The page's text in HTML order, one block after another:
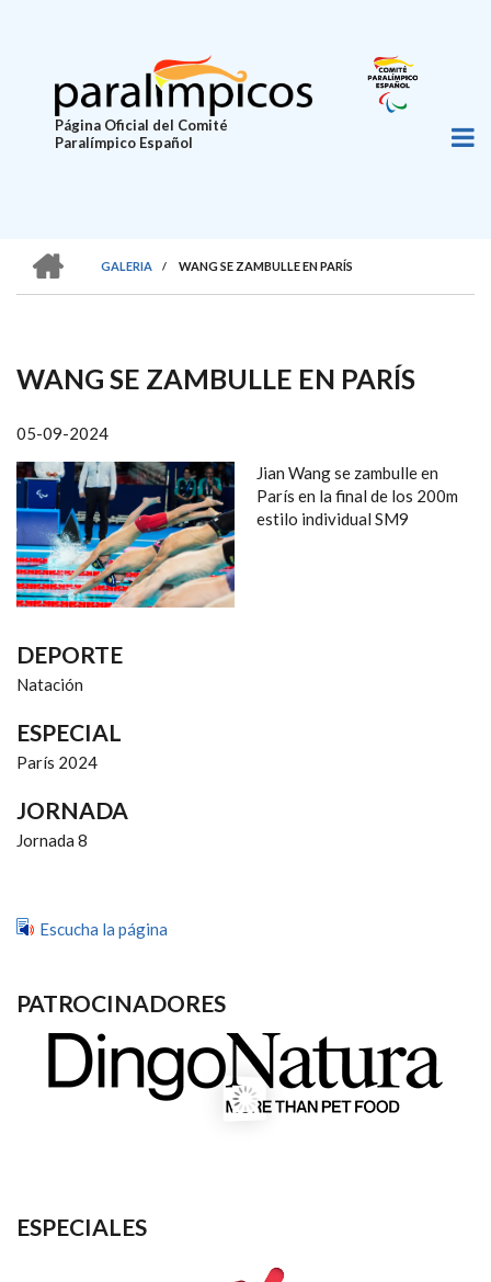
principal
Página Oficial del Comité
Paralímpico Español
SOBRESCRIBIR
DE
AYUDA
A
LA
NAVEGACIÓN
GALERIA
/ WANG SE ZAMBULLE EN PARÍS
WANG SE ZAMBULLE EN PARÍS
05-09-2024
Jian Wang se zambulle en
París en la final de los 200m
estilo individual SM9
DEPORTE
Natación
ESPECIAL
París 2024
JORNADA
Jornada 8
Escucha la página
PATROCINADORES
ESPECIALES